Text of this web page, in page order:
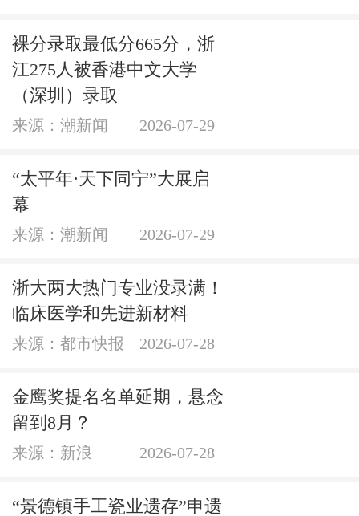
裸分录取最低分665分，浙
江275人被香港中文大学
（深圳）录取
来源：潮新闻 2026-07-29
“太平年·天下同宁”大展启
幕
来源：潮新闻 2026-07-29
浙大两大热门专业没录满！
临床医学和先进新材料
来源：都市快报 2026-07-28
金鹰奖提名名单延期，悬念
留到8月？
来源：新浪 2026-07-28
“景德镇手工瓷业遗存”申遗